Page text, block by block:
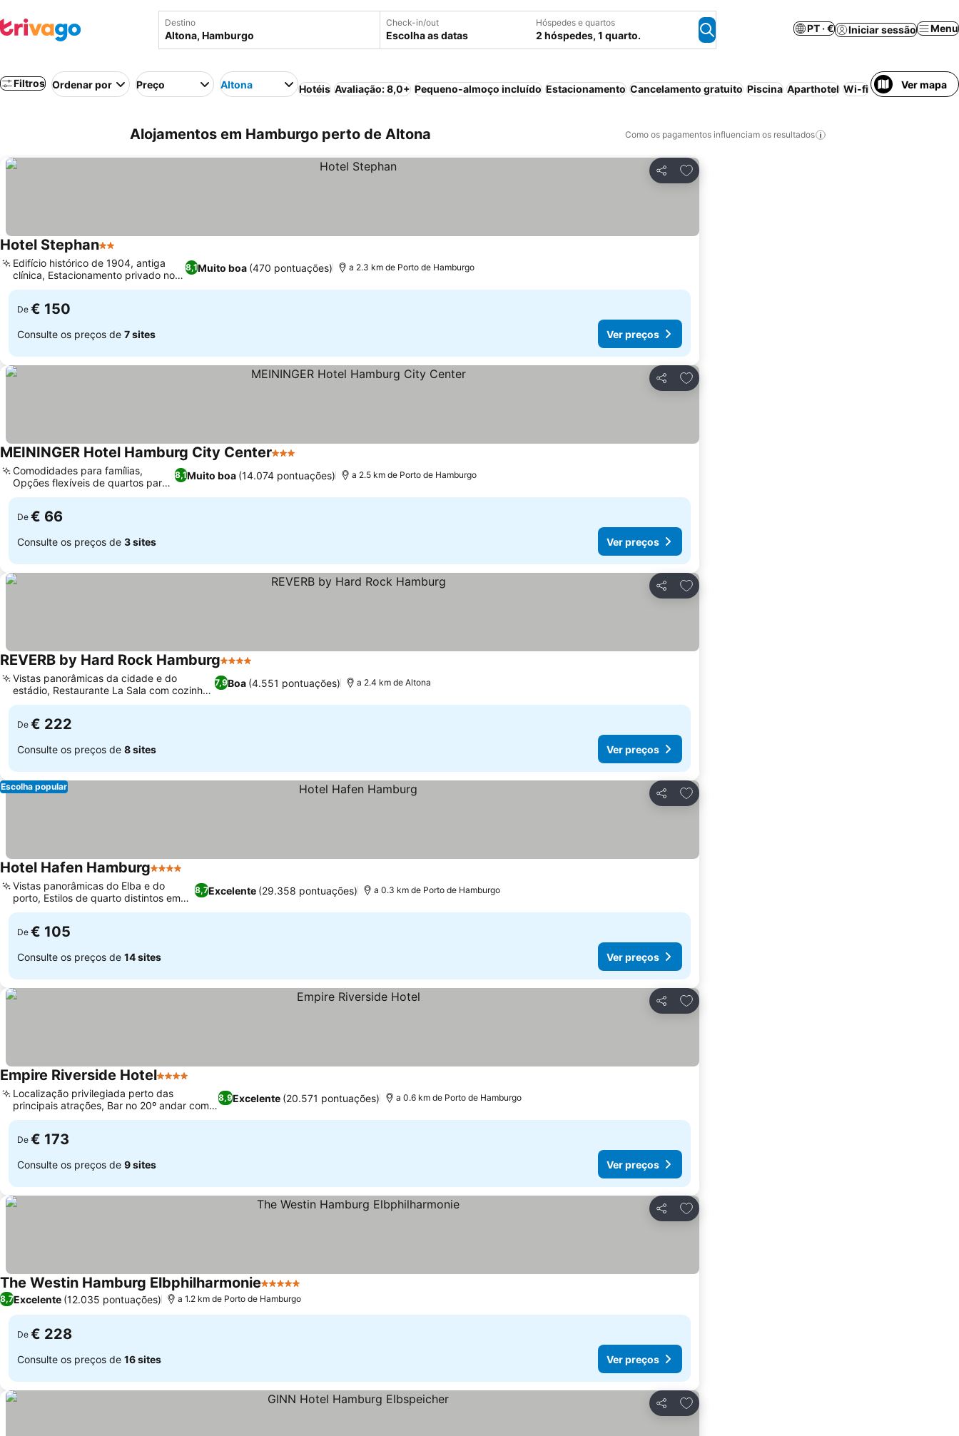
Destino Check-in/out
Escolha as datas
Hóspedes e quartos
2 hóspedes, 1 quarto.
PT · € Iniciar sessão Menu
Filtros Ordenar por Preço Altona Hotéis Avaliação: 8,0+ Pequeno-almoço incluído Estacionamento Cancelamento gratuito Piscina Aparthotel Wi-fi Ar condicionado
Ver mapa
Alojamentos em Hamburgo perto de Altona Como os pagamentos influenciam os resultados
Partilhar
Adicionar aos favoritos
Hotel Stephan2 Estrelas
8,1Muito boa (470 pontuações)
Edifício histórico de 1904, antiga
clínica, Estacionamento privado no
local
a 2.3 km de Porto de Hamburgo
De € 150
Consulte os preços de 7 sites Ver preços
Partilhar
Adicionar aos favoritos
MEININGER Hotel Hamburg City Center3 Estrelas
8,1Muito boa (14.074 pontuações)
Comodidades para famílias,
Opções flexíveis de quartos para
grupos
a 2.5 km de Porto de Hamburgo
De € 66
Consulte os preços de 3 sites Ver preços
Partilhar
Adicionar aos favoritos
REVERB by Hard Rock Hamburg4 Estrelas
7,9Boa (4.551 pontuações)
Vistas panorâmicas da cidade e do
estádio, Restaurante La Sala com cozinha
de fusão
a 2.4 km de Altona
De € 222
Consulte os preços de 8 sites Ver preços
Partilhar
Adicionar aos favoritos
Escolha popular
Hotel Hafen Hamburg4 Estrelas
8,7Excelente (29.358 pontuações)
Vistas panorâmicas do Elba e do
porto, Estilos de quarto distintos em
dois edifícios
a 0.3 km de Porto de Hamburgo
De € 105
Consulte os preços de 14 sites Ver preços
Partilhar
Adicionar aos favoritos
Empire Riverside Hotel4 Estrelas
8,9Excelente (20.571 pontuações)
Localização privilegiada perto das
principais atrações, Bar no 20º andar com
vista para o horizonte
a 0.6 km de Porto de Hamburgo
De € 173
Consulte os preços de 9 sites Ver preços
Partilhar
Adicionar aos favoritos
The Westin Hamburg Elbphilharmonie5 Estrelas
8,7Excelente (12.035 pontuações) a 1.2 km de Porto de Hamburgo
De € 228
Consulte os preços de 16 sites Ver preços
Partilhar
Adicionar aos favoritos